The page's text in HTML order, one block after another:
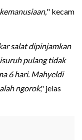
" kecam
salat dipinjamkan
pulang tidak
6 hari. Mahyeldi
ngorok," jelas